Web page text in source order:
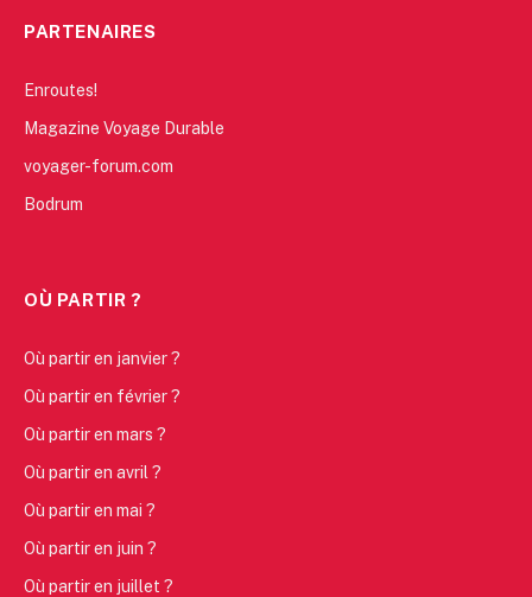
PARTENAIRES
Enroutes!
Magazine Voyage Durable
voyager-forum.com
Bodrum
OÙ PARTIR ?
Où partir en janvier ?
Où partir en février ?
Où partir en mars ?
Où partir en avril ?
Où partir en mai ?
Où partir en juin ?
Où partir en juillet ?